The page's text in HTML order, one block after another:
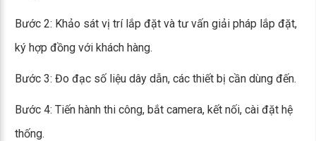
Bước 2: Khảo sát vị trí lắp đặt và tư vấn giải pháp lắp đặt,
ký hợp đồng với khách hàng.
Bước 3: Đo đạc số liệu dây dẫn, các thiết bị cần dùng đến.
Bước 4: Tiến hành thi công, bắt camera, kết nối, cài đặt hệ
thống.